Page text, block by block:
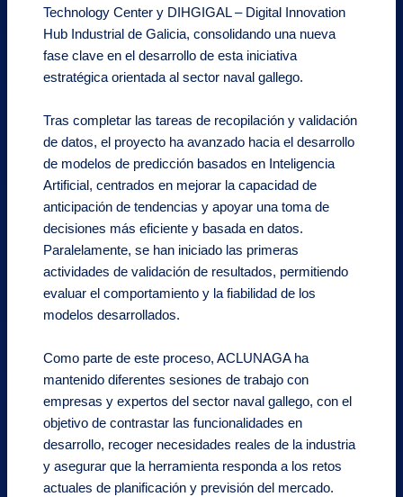
Technology Center y DIHGIGAL – Digital Innovation
Hub Industrial de Galicia, consolidando una nueva
fase clave en el desarrollo de esta iniciativa
estratégica orientada al sector naval gallego.
Tras completar las tareas de recopilación y validación
de datos, el proyecto ha avanzado hacia el desarrollo
de modelos de predicción basados en Inteligencia
Artificial, centrados en mejorar la capacidad de
anticipación de tendencias y apoyar una toma de
decisiones más eficiente y basada en datos.
Paralelamente, se han iniciado las primeras
actividades de validación de resultados, permitiendo
evaluar el comportamiento y la fiabilidad de los
modelos desarrollados.
Como parte de este proceso, ACLUNAGA ha
mantenido diferentes sesiones de trabajo con
empresas y expertos del sector naval gallego, con el
objetivo de contrastar las funcionalidades en
desarrollo, recoger necesidades reales de la industria
y asegurar que la herramienta responda a los retos
actuales de planificación y previsión del mercado.